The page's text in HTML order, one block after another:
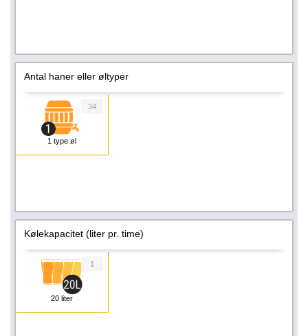
Antal haner eller øltyper
1 type øl
34
Kølekapacitet (liter pr. time)
20 liter
1